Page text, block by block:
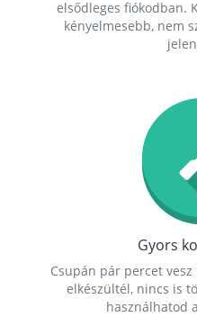
elsődleges fiókodban.
kényelmesebb, nem
Gyors
Csupán pár percet
elkészültél, nincs is
használhatod